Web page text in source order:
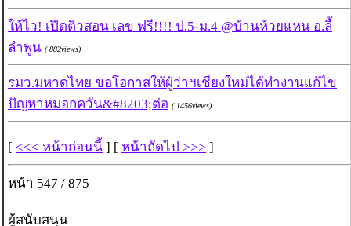
ให้ไว! เปิดติวสอน เลข ฟรี!!!! ป.5-ม.4 @บ้านห้วยแหน อ.ลี้
ลำพูน ( 882views)
รมว.มหาดไทย ขอโอกาสให้ผู้ว่าฯเชียงใหม่ได้ทำงานแก้ไข
ปัญหาหมอกควัน&#8203;ต่อ ( 1456views)
[ <<< หน้าก่อนนี้ ] [ หน้าถัดไป >>> ]
หน้า 547 / 875
ผู้สนับสนุน